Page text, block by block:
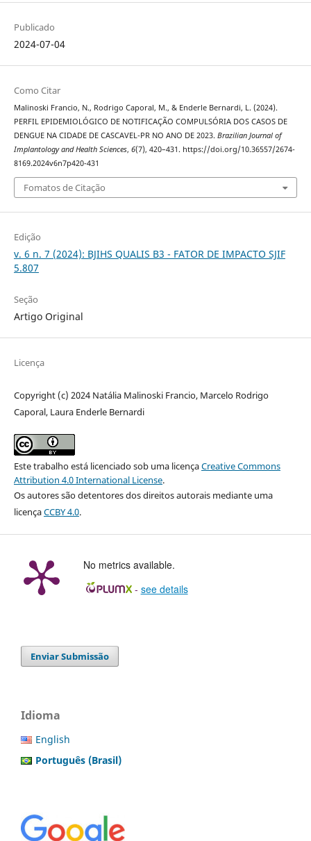
Publicado
2024-07-04
Como Citar
Malinoski Francio, N., Rodrigo Caporal, M., & Enderle Bernardi, L. (2024).
PERFIL EPIDEMIOLÓGICO DE NOTIFICAÇÃO COMPULSÓRIA DOS CASOS DE
DENGUE NA CIDADE DE CASCAVEL-PR NO ANO DE 2023. Brazilian Journal of
Implantology and Health Sciences, 6(7), 420–431. https://doi.org/10.36557/2674-
8169.2024v6n7p420-431
Fomatos de Citação
Edição
v. 6 n. 7 (2024): BJIHS QUALIS B3 - FATOR DE IMPACTO SJIF
5.807
Seção
Artigo Original
Licença
Copyright (c) 2024 Natália Malinoski Francio, Marcelo Rodrigo
Caporal, Laura Enderle Bernardi
Este trabalho está licenciado sob uma licençaCreative Commons
Attribution 4.0 International License.
Os autores são detentores dos direitos autorais mediante uma
licençaCCBY 4.0.
No metrics available.
- see details
Enviar Submissão
Idioma
English
Português (Brasil)